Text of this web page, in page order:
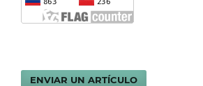
ENVIAR UN ARTÍCULO